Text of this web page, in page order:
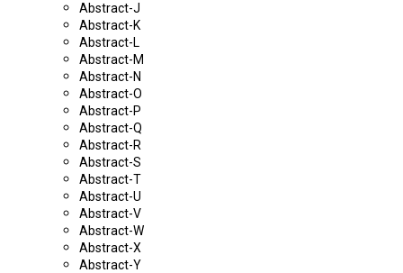
Abstract-J
Abstract-K
Abstract-L
Abstract-M
Abstract-N
Abstract-O
Abstract-P
Abstract-Q
Abstract-R
Abstract-S
Abstract-T
Abstract-U
Abstract-V
Abstract-W
Abstract-X
Abstract-Y